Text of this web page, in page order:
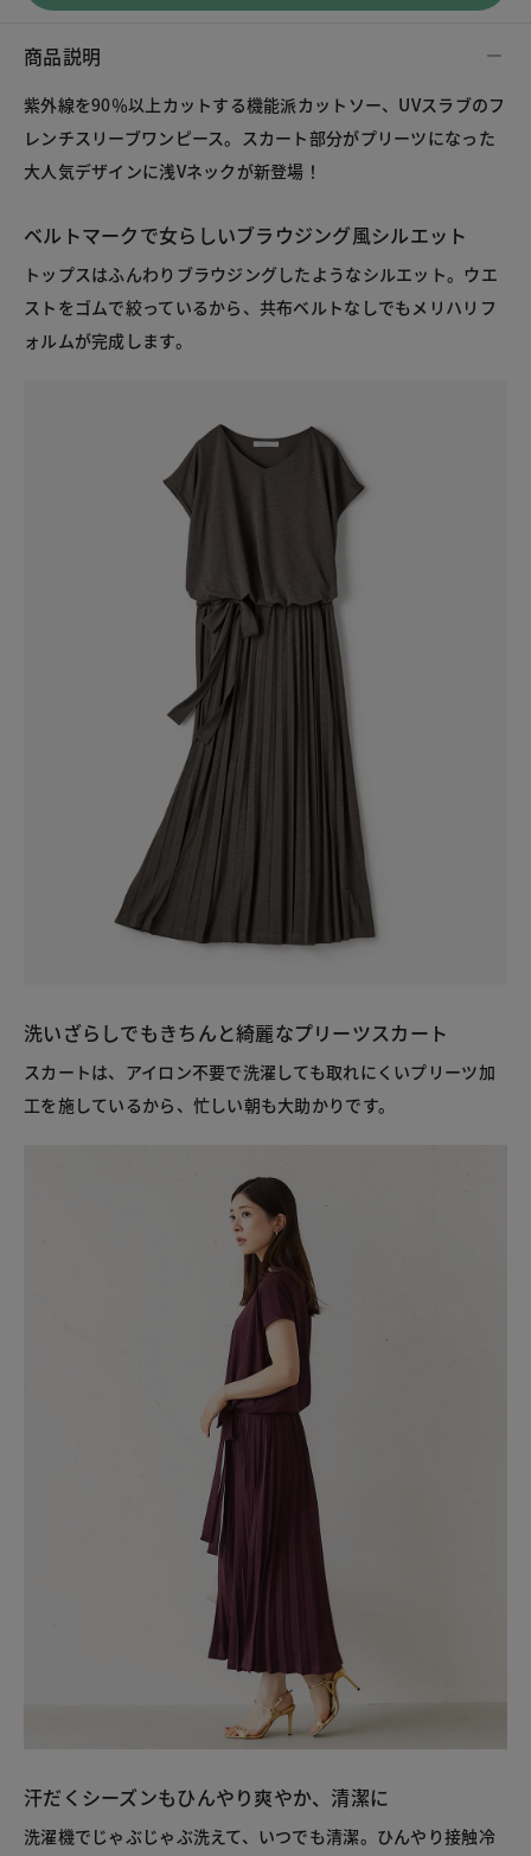
商品説明
紫外線を90％以上カットする機能派カットソー、UVスラブのフ
レンチスリーブワンピース。スカート部分がプリーツになった
大人気デザインに浅Vネックが新登場！
ベルトマークで女らしいブラウジング風シルエット
トップスはふんわりブラウジングしたようなシルエット。ウエ
ストをゴムで絞っているから、共布ベルトなしでもメリハリフ
ォルムが完成します。
洗いざらしでもきちんと綺麗なプリーツスカート
スカートは、アイロン不要で洗濯しても取れにくいプリーツ加
工を施しているから、忙しい朝も大助かりです。
汗だくシーズンもひんやり爽やか、清潔に
洗濯機でじゃぶじゃぶ洗えて、いつでも清潔。ひんやり接触冷